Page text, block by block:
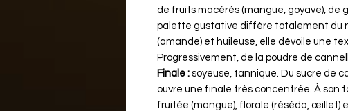
de fruits macérés (mangue, goyave), de
palette gustative diffère totalement du
(amande) et huileuse, elle dévoile une
Progressivement, de la poudre de
Finale : soyeuse, tannique. Du sucre de
ouvre une finale très concentrée. À son
fruitée (mangue), florale (réséda, œillet)